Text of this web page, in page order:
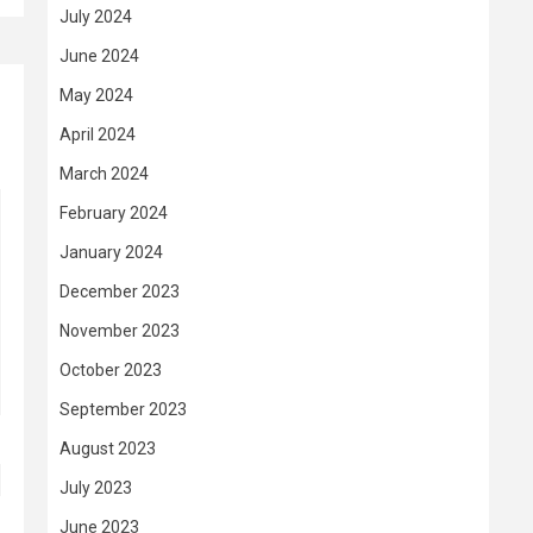
July 2024
June 2024
May 2024
April 2024
March 2024
February 2024
January 2024
December 2023
November 2023
October 2023
September 2023
August 2023
July 2023
June 2023